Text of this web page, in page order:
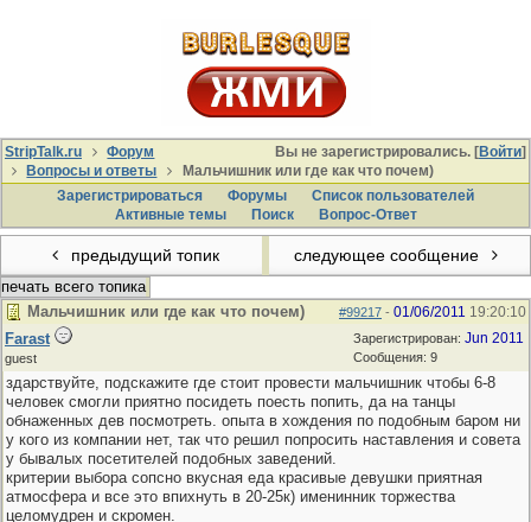
Вы не зарегистрировались. [Войти]
StripTalk.ru
Форум
Вопросы и ответы
Мальчишник или где как что почем)
Зарегистрироваться
Форумы
Список пользователей
Активные темы
Поиcк Вопрос-Ответ
предыдущий топик следующее сообщение
печать всего топика
#99217 - 01/06/2011 19:20:10
Мальчишник или где как что почем)
Зарегистрирован: Jun 2011
Сообщения: 9
Farast
guest
здарствуйте, подскажите где стоит провести мальчишник чтобы 6-8
человек смогли приятно посидеть поесть попить, да на танцы
обнаженных дев посмотреть. опыта в хождения по подобным баром ни
у кого из компании нет, так что решил попросить наставления и совета
у бывалых посетителей подобных заведений.
критерии выбора сопсно вкусная еда красивые девушки приятная
атмосфера и все это впихнуть в 20-25к) именинник торжества
целомудрен и скромен.